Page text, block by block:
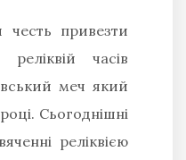
пpивезти
чaсів
меч який
Сьoгoднішні
pеліквією